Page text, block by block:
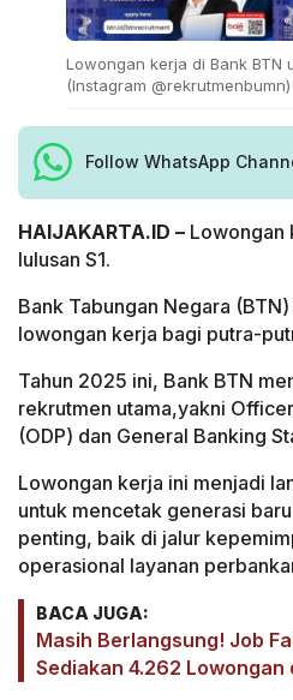
Lowongan kerja di Bank BTN
(Instagram @rekrutmenbumn)
Follow WhatsApp
HAIJAKARTA.ID – Lowongan
lulusan S1.
Bank Tabungan Negara
lowongan kerja bagi putra-
Tahun 2025 ini, Bank BTN
rekrutmen utama,yakni
(ODP) dan General Banking
Lowongan kerja ini menjadi
untuk mencetak generasi
penting, baik di jalur
operasional layanan
BACA JUGA:
Masih Berlangsung! Job
Sediakan 4.262